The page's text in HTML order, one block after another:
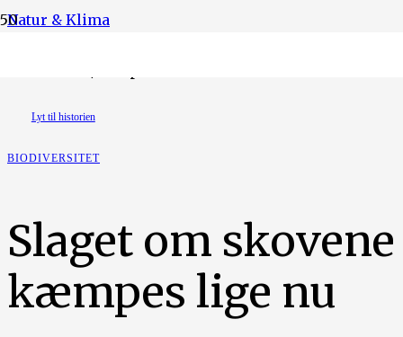
Natur & Klima
Lyt til historien
BIODIVERSITET
Slaget om skovene
kæmpes lige nu